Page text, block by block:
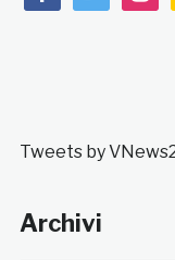
Tweets by
Archivi